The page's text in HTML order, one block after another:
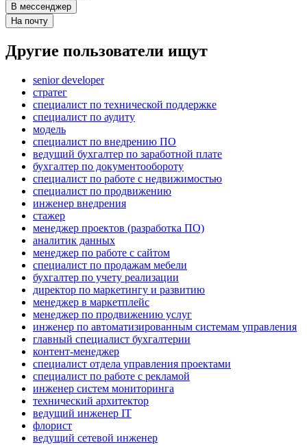
В мессенджер
На почту
Другие пользователи ищут
senior developer
стратег
специалист по технической поддержке
специалист по аудиту
модель
специалист по внедрению ПО
ведущий бухгалтер по заработной плате
бухгалтер по документообороту
специалист по работе с недвижимостью
специалист по продвижению
инженер внедрения
стажер
менеджер проектов (разработка ПО)
аналитик данных
менеджер по работе с сайтом
специалист по продажам мебели
бухгалтер по учету реализации
директор по маркетингу и развитию
менеджер в маркетплейс
менеджер по продвижению услуг
инженер по автоматизированным системам управления
главный специалист бухгалтерии
контент-менеджер
специалист отдела управления проектами
специалист по работе с рекламой
инженер систем мониторинга
технический архитектор
ведущий инженер IT
флорист
ведущий сетевой инженер